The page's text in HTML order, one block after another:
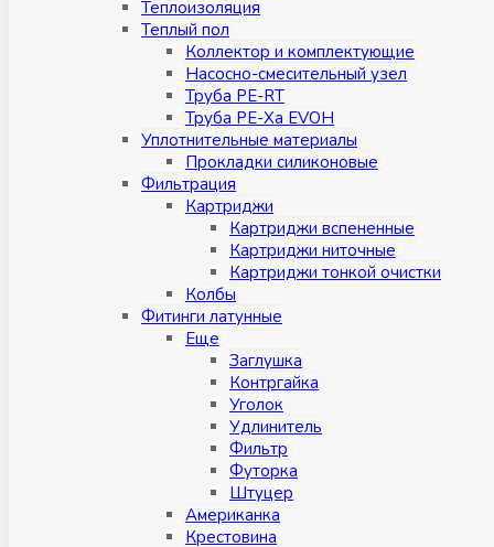
Теплоизоляция
Теплый пол
Коллектор и комплектующие
Насосно-смесительный узел
Труба PE-RT
Труба PE-Xa EVOH
Уплотнительные материалы
Прокладки силиконовые
Фильтрация
Картриджи
Картриджи вспененные
Картриджи ниточные
Картриджи тонкой очистки
Колбы
Фитинги латунные
Eщe
Заглушка
Контргайка
Уголок
Удлинитель
Фильтр
Футорка
Штуцер
Американка
Крестовина